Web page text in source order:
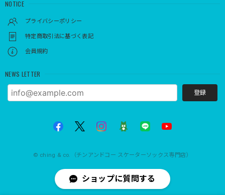
NOTICE
プライバシーポリシー
特定商取引法に基づく表記
会員規約
NEWS LETTER
登録
© ching & co.（チンアンドコー スケーターソックス専門店）
ショップに質問する